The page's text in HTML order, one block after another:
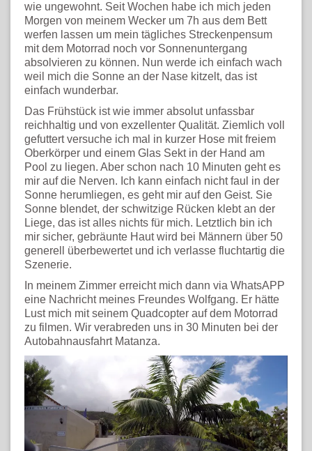
wie ungewohnt. Seit Wochen habe ich mich jeden
Morgen von meinem Wecker um 7h aus dem Bett
werfen lassen um mein tägliches Streckenpensum
mit dem Motorrad noch vor Sonnenuntergang
absolvieren zu können. Nun werde ich einfach wach
weil mich die Sonne an der Nase kitzelt, das ist
einfach wunderbar.
Das Frühstück ist wie immer absolut unfassbar
reichhaltig und von exzellenter Qualität. Ziemlich voll
gefuttert versuche ich mal in kurzer Hose mit freiem
Oberkörper und einem Glas Sekt in der Hand am
Pool zu liegen. Aber schon nach 10 Minuten geht es
mir auf die Nerven. Ich kann einfach nicht faul in der
Sonne herumliegen, es geht mir auf den Geist. Sie
Sonne blendet, der schwitzige Rücken klebt an der
Liege, das ist alles nichts für mich. Letztlich bin ich
mir sicher, gebräunte Haut wird bei Männern über 50
generell überbewertet und ich verlasse fluchtartig die
Szenerie.
In meinem Zimmer erreicht mich dann via WhatsAPP
eine Nachricht meines Freundes Wolfgang. Er hätte
Lust mich mit seinem Quadcopter auf dem Motorrad
zu filmen. Wir verabreden uns in 30 Minuten bei der
Autobahnausfahrt Matanza.